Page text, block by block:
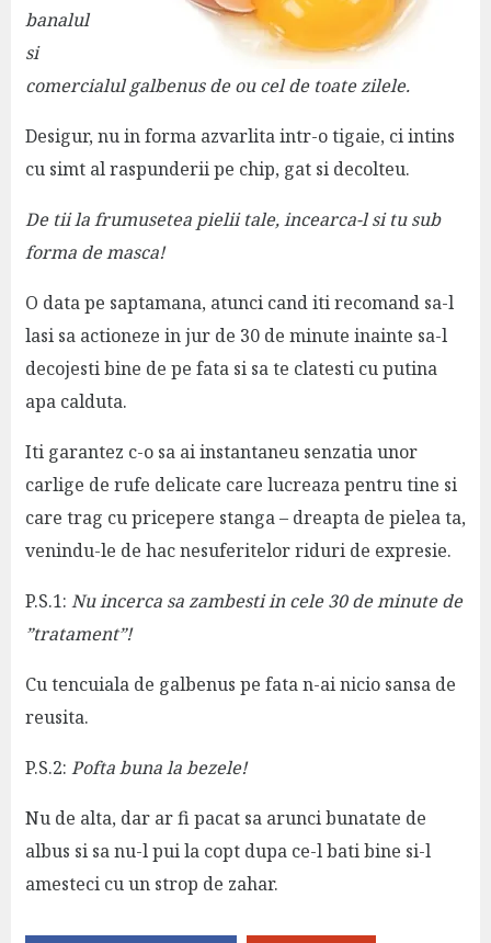
banalul
si
comercialul galbenus de ou cel de toate zilele.
Desigur, nu in forma azvarlita intr-o tigaie, ci intins
cu simt al raspunderii pe chip, gat si decolteu.
De tii la frumusetea pielii tale, incearca-l si tu sub
forma de masca!
O data pe saptamana, atunci cand iti recomand sa-l
lasi sa actioneze in jur de 30 de minute inainte sa-l
decojesti bine de pe fata si sa te clatesti cu putina
apa calduta.
Iti garantez c-o sa ai instantaneu senzatia unor
carlige de rufe delicate care lucreaza pentru tine si
care trag cu pricepere stanga – dreapta de pielea ta,
venindu-le de hac nesuferitelor riduri de expresie.
P.S.1: Nu incerca sa zambesti in cele 30 de minute de
”tratament”!
Cu tencuiala de galbenus pe fata n-ai nicio sansa de
reusita.
P.S.2: Pofta buna la bezele!
Nu de alta, dar ar fi pacat sa arunci bunatate de
albus si sa nu-l pui la copt dupa ce-l bati bine si-l
amesteci cu un strop de zahar.